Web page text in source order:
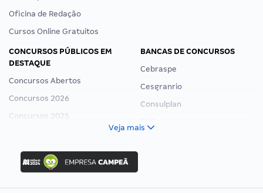
Oficina de Redação
Cursos Online Gratuitos
CONCURSOS PÚBLICOS EM
DESTAQUE
Concursos Abertos
Concursos 2026
Concursos 2025
Concurso Ibama
Concurso MPU
Editais publicados
BANCAS DE CONCURSOS
Cebraspe
Cesgranrio
Consulplan
Veja mais